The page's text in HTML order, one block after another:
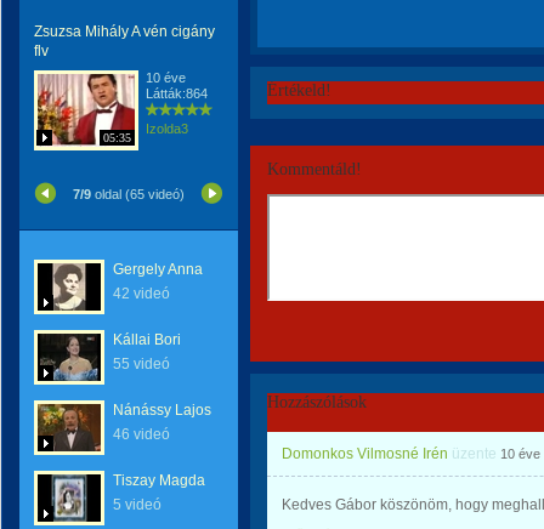
Zsuzsa Mihály A vén cigány
flv
05:35
10 éve
Látták:864
Izolda3
7/9 oldal (65 videó)
Gergely Anna
42 videó
Kállai Bori
55 videó
Nánássy Lajos
46 videó
Tiszay Magda
5 videó
Értékeld!
Kommentáld!
Hozzászólások
Domonkos Vilmosné Irén üzente 10 éve
Kedves Gábor köszönöm, hogy